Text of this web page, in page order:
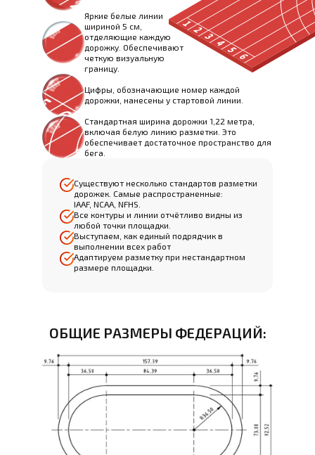
Яркие белые линии
шириной 5 см,
отделяющие каждую
дорожку. Обеспечивают
четкую визуальную
границу.
Цифры, обозначающие номер каждой
дорожки, нанесены у стартовой линии.
Стандартная ширина дорожки 1,22 метра,
включая белую линию разметки. Это
обеспечивает достаточное пространство для
бега.
Существуют несколько стандартов разметки
дорожек. Самые распространенные:
IAAF, NCAA, NFHS.
Все контуры и линии отчётливо видны из
любой точки площадки.
Выступаем, как единый подрядчик в
выполнении всех работ
Адаптируем разметку при нестандартном
размере площадки.
ОБЩИЕ РАЗМЕРЫ ФЕДЕРАЦИЙ: